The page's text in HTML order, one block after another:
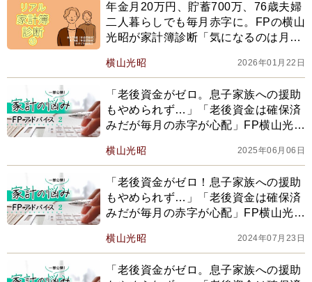
年金月20万円、貯蓄700万、76歳夫婦
二人暮らしでも毎月赤字に。FPの横山
光昭が家計簿診断「気になるのは月5
横山光昭 2026年01月22日
「老後資金がゼロ。息子家族への援助
もやめられず…」「老後資金は確保済
みだが毎月の赤字が心配」FP横山光昭
ン】
横山光昭 2025年06月06日
「老後資金がゼロ！息子家族への援助
もやめられず…」「老後資金は確保済
みだが毎月の赤字が心配」FP横山光昭
BEST】
横山光昭 2024年07月23日
「老後資金がゼロ。息子家族への援助